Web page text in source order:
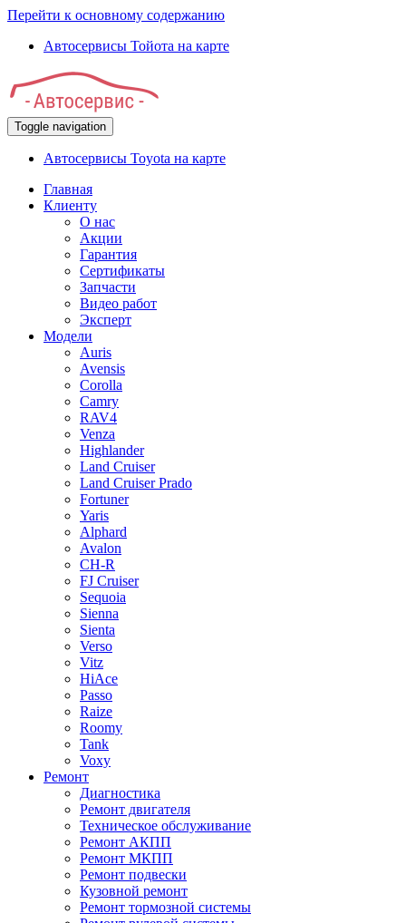
Перейти к основному содержанию
Автосервисы Тойота на карте
Toggle navigation
Автосервисы Toyota на карте
Главная
Клиенту
О нас
Акции
Гарантия
Сертификаты
Запчасти
Видео работ
Эксперт
Модели
Auris
Avensis
Corolla
Camry
RAV4
Venza
Highlander
Land Cruiser
Land Cruiser Prado
Fortuner
Yaris
Alphard
Avalon
CH-R
FJ Cruiser
Sequoia
Sienna
Sienta
Verso
Vitz
HiAce
Passo
Raize
Roomy
Tank
Voxy
Ремонт
Диагностика
Ремонт двигателя
Техническое обслуживание
Ремонт АКПП
Ремонт МКПП
Ремонт подвески
Кузовной ремонт
Ремонт тормозной системы